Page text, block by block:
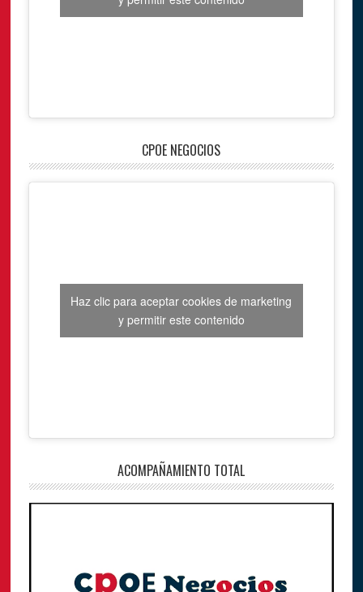
CPOE NEGOCIOS
Haz clic para aceptar cookies de marketing
y permitir este contenido
ACOMPAÑAMIENTO TOTAL